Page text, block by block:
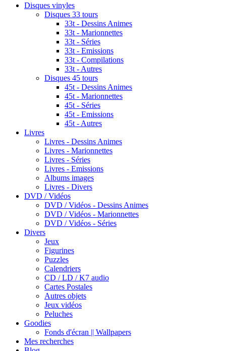
Disques vinyles
Disques 33 tours
33t - Dessins Animes
33t - Marionnettes
33t - Séries
33t - Emissions
33t - Compilations
33t - Autres
Disques 45 tours
45t - Dessins Animes
45t - Marionnettes
45t - Séries
45t - Emissions
45t - Autres
Livres
Livres - Dessins Animes
Livres - Marionnettes
Livres - Séries
Livres - Emissions
Albums images
Livres - Divers
DVD / Vidéos
DVD / Vidéos - Dessins Animes
DVD / Vidéos - Marionnettes
DVD / Vidéos - Séries
Divers
Jeux
Figurines
Puzzles
Calendriers
CD / LD / K7 audio
Cartes Postales
Autres objets
Jeux vidéos
Peluches
Goodies
Fonds d'écran || Wallpapers
Mes recherches